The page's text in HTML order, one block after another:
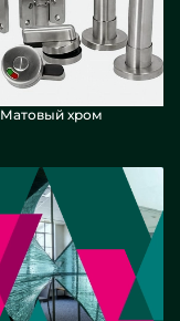
Матовый хром